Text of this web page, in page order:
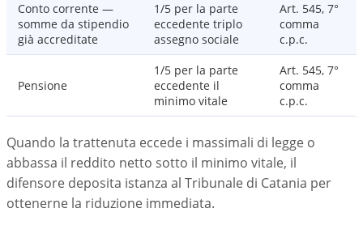
Conto corrente —
somme da stipendio
già accreditate
1/5 per la parte
eccedente triplo
assegno sociale
Art. 545, 7°
comma
c.p.c.
Pensione
1/5 per la parte
eccedente il
minimo vitale
Art. 545, 7°
comma
c.p.c.
Quando la trattenuta eccede i massimali di legge o
abbassa il reddito netto sotto il minimo vitale, il
difensore deposita istanza al Tribunale di Catania per
ottenerne la riduzione immediata.